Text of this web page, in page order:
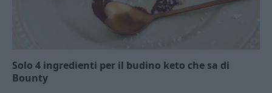
Solo 4 ingredienti per il budino keto che sa di
Bounty